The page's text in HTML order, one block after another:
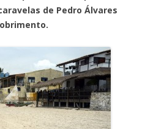
de Pedro Álvares